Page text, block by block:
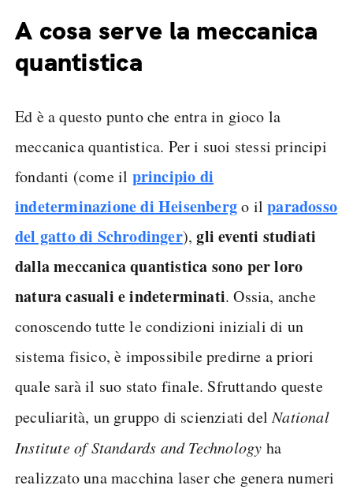
A cosa serve la meccanica
quantistica
Ed è a questo punto che entra in gioco la
meccanica quantistica. Per i suoi stessi principi
fondanti (come il principio di
indeterminazione di Heisenbergo ilparadosso
del gatto di Schrodinger),gli eventi studiati
dalla meccanica quantistica sono per loro
natura casuali e indeterminati. Ossia, anche
conoscendo tutte le condizioni iniziali di un
sistema fisico, è impossibile predirne a priori
quale sarà il suo stato finale. Sfruttando queste
peculiarità, un gruppo di scienziati delNational
Institute of Standards and Technology ha
realizzato una macchina laser che genera numeri